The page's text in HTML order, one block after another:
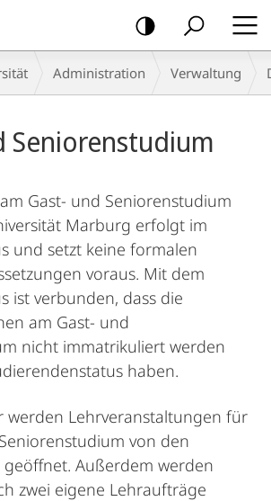
Administration Verwaltung
Seniorenstudium
Gast- und Seniorenstudium
Marburg erfolgt im
und setzt keine formalen
voraus. Mit dem
ist verbunden, dass die
am Gast- und
nicht immatrikuliert werden
haben.
werden Lehrveranstaltungen für
von den
geöffnet. Außerdem werden
zwei eigene Lehraufträge